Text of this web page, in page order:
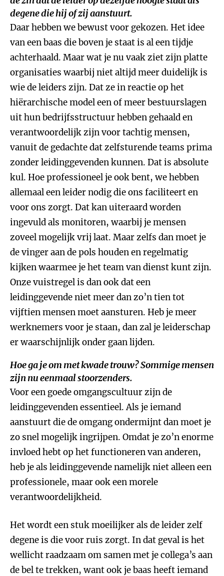
degene die hij of zij aanstuurt.
Daar hebben we bewust voor gekozen. Het idee
van een baas die boven je staat is al een tijdje
achterhaald. Maar wat je nu vaak ziet zijn platte
organisaties waarbij niet altijd meer duidelijk is
wie de leiders zijn. Dat ze in reactie op het
hiërarchische model een of meer bestuurslagen
uit hun bedrijfsstructuur hebben gehaald en
verantwoordelijk zijn voor tachtig mensen,
vanuit de gedachte dat zelfsturende teams prima
zonder leidinggevenden kunnen. Dat is absolute
kul. Hoe professioneel je ook bent, we hebben
allemaal een leider nodig die ons faciliteert en
voor ons zorgt. Dat kan uiteraard worden
ingevuld als monitoren, waarbij je mensen
zoveel mogelijk vrij laat. Maar zelfs dan moet je
de vinger aan de pols houden en regelmatig
kijken waarmee je het team van dienst kunt zijn.
Onze vuistregel is dan ook dat een
leidinggevende niet meer dan zo’n tien tot
vijftien mensen moet aansturen. Heb je meer
werknemers voor je staan, dan zal je leiderschap
er waarschijnlijk onder gaan lijden.
Hoe ga je om met kwade trouw? Sommige mensen
zijn nu eenmaal stoorzenders.
Voor een goede omgangscultuur zijn de
leidinggevenden essentieel. Als je iemand
aanstuurt die de omgang ondermijnt dan moet je
zo snel mogelijk ingrijpen. Omdat je zo’n enorme
invloed hebt op het functioneren van anderen,
heb je als leidinggevende namelijk niet alleen een
professionele, maar ook een morele
verantwoordelijkheid.
Het wordt een stuk moeilijker als de leider zelf
degene is die voor ruis zorgt. In dat geval is het
wellicht raadzaam om samen met je collega’s aan
de bel te trekken, want ook je baas heeft iemand